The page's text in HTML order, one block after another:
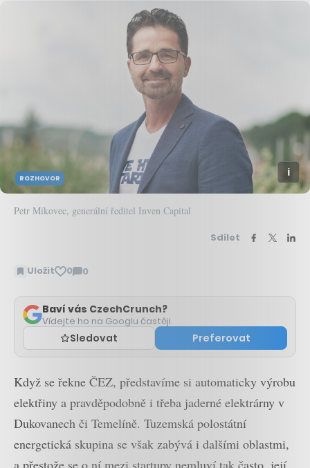
ROZHOVOR
Petr Míkovec, generální ředitel Inven Capital
Sdílet
Uložit 0 0
Zobrazit
Baví vás CzechCrunch?
Vídejte ho na Googlu častěji.
Sledovat Preferovat
Když se řekne ČEZ, představíme si automaticky výrobu
elektřiny a pravděpodobně i třeba jaderné elektrárny v
Dukovanech či Temelíně. Tuzemská polostátní
energetická skupina se však zabývá i dalšími oblastmi,
a přestože se o ní mezi startupy nemluví tak často, její